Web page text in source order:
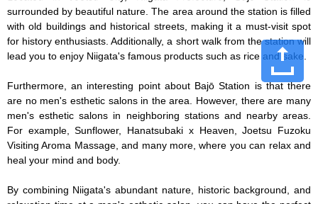
surrounded by beautiful nature. The area around the station is filled
with old buildings and historical streets, making it a must-visit spot
for history enthusiasts. Additionally, a short walk from the station will
lead you to enjoy Niigata's famous products such as rice and sake.
Furthermore, an interesting point about Bajō Station is that there
are no men's esthetic salons in the area. However, there are many
men's esthetic salons in neighboring stations and nearby areas.
For example, Sunflower, Hanatsubaki x Heaven, Joetsu Fuzoku
Visiting Aroma Massage, and many more, where you can relax and
heal your mind and body.
By combining Niigata's abundant nature, historic background, and